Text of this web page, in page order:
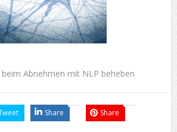
Abnehmen mit NLP beheben
Share Share